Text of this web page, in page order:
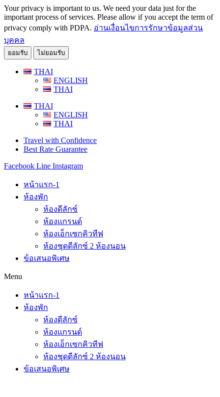
Your privacy is important to us. We need your data just for the
important process of services. Please allow if you accept the term of
privacy comply with PDPA. อ่านเงื่อนไขการรักษาข้อมูลส่วน
บุคคล
ยอมรับ ไม่ยอมรับ
THAI
ENGLISH
THAI
THAI
ENGLISH
THAI
Travel with Confidence
Best Rate Guarantee
Facebook Line Instagram
หน้าแรก-1
ห้องพัก
ห้องดีลักซ์
ห้องแกรนด์
ห้องเอ็กเซกคิวทีฟ
ห้องชุดดีลักซ์ 2 ห้องนอน
ข้อเสนอพิเศษ
Menu
หน้าแรก-1
ห้องพัก
ห้องดีลักซ์
ห้องแกรนด์
ห้องเอ็กเซกคิวทีฟ
ห้องชุดดีลักซ์ 2 ห้องนอน
ข้อเสนอพิเศษ